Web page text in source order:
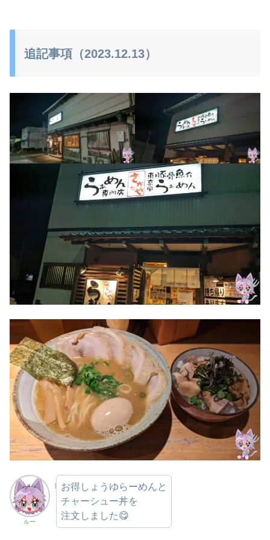
追記事項（2023.12.13）
ルー
お得しょうゆらーめんと
チャーシュー丼を
注文しました😋